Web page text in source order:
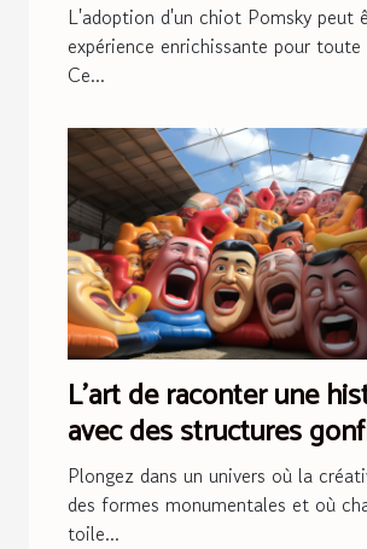
L'adoption d'un chiot Pomsky peut
expérience enrichissante pour
Ce...
L'art de raconter une
avec des structures
lors d'événements
Plongez dans un univers où la
des formes monumentales et où
toile...